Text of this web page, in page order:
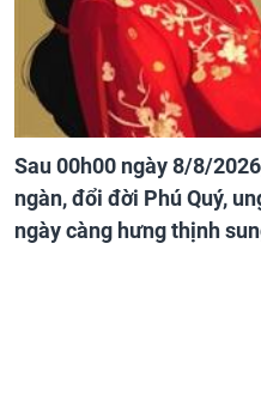
Sau 00h00 ngày 8/8/
ngàn, đổi đời Phú Quý,
ngày càng hưng thịnh